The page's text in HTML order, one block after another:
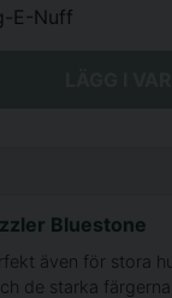
E-Nuff
Bluestone
även för stora
de starka